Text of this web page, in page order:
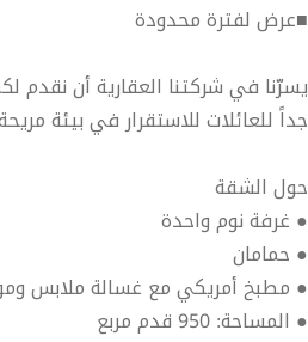
■عرض لفترة محدودة
يسرّنا في شركتنا العقارية أن نقدم
جداً للعائلات للاستقرار في بيئة
حول الشقة
● غرفة نوم واحدة
● حمامان
● مطبخ أمريكي مع غسالة ملابس
● المساحة: 950 قدم مربع